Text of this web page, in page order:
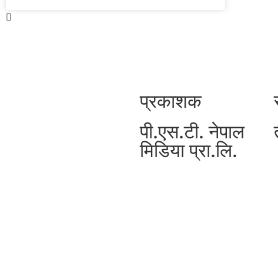
प्रकाशक
पी.एस.टी. नेपाल
मिडिया प्रा.लि.